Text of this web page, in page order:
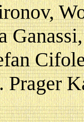
Prager